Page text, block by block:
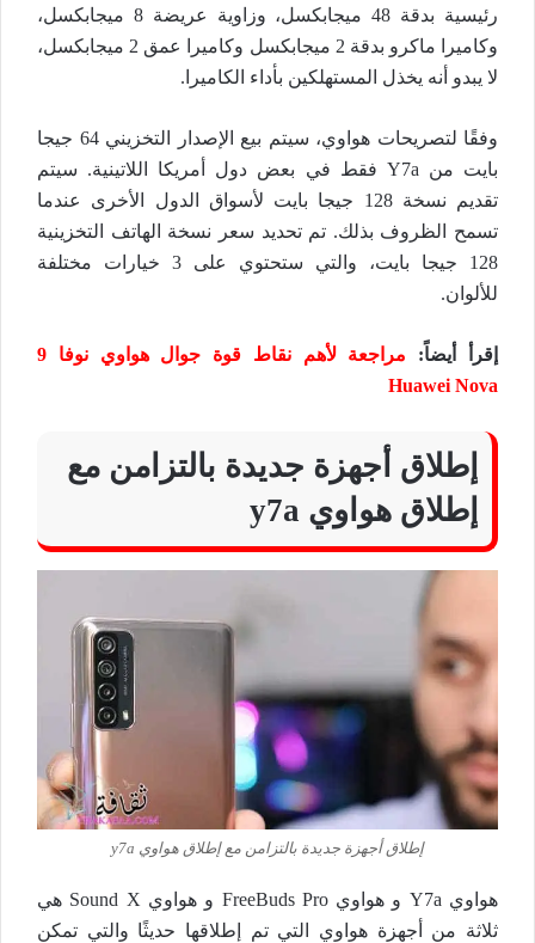
رئيسية بدقة 48 ميجابكسل، وزاوية عريضة 8 ميجابكسل،
وكاميرا ماكرو بدقة 2 ميجابكسل وكاميرا عمق 2 ميجابكسل،
لا يبدو أنه يخذل المستهلكين بأداء الكاميرا.
وفقًا لتصريحات هواوي، سيتم بيع الإصدار التخزيني 64 جيجا
بايت من Y7a فقط في بعض دول أمريكا اللاتينية. سيتم
تقديم نسخة 128 جيجا بايت لأسواق الدول الأخرى عندما
تسمح الظروف بذلك. تم تحديد سعر نسخة الهاتف التخزينية
128 جيجا بايت، والتي ستحتوي على 3 خيارات مختلفة
للألوان.
إقرأ أيضاً:
مراجعة لأهم نقاط قوة جوال هواوي نوفا 9
Huawei Nova
إطلاق أجهزة جديدة بالتزامن مع
إطلاق هواوي y7a
إطلاق أجهزة جديدة بالتزامن مع إطلاق هواوي y7a
هواوي Y7a و هواوي FreeBuds Pro و هواوي Sound X هي
ثلاثة من أجهزة هواوي التي تم إطلاقها حديثًا والتي تمكن